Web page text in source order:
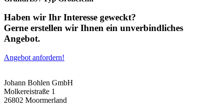
Haben wir Ihr Interesse geweckt?
Gerne erstellen wir Ihnen ein unverbindliches
Angebot.
Angebot anfordern!
Johann Bohlen GmbH
Molkereistraße 1
26802 Moormerland